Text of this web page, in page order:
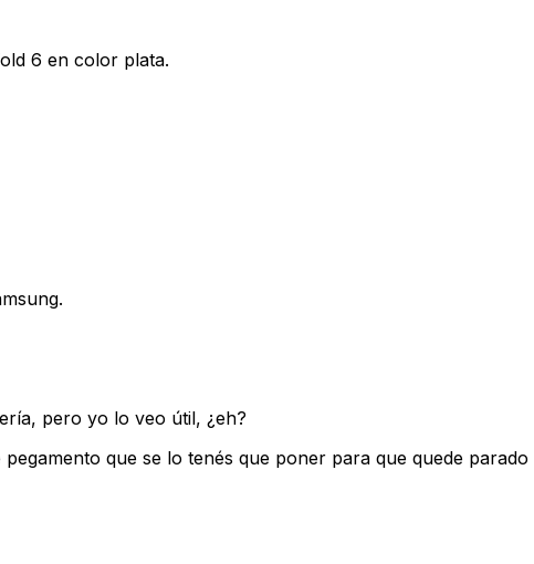
6 en color plata.
pero yo lo veo útil, ¿eh?
que se lo tenés que poner para que quede parado